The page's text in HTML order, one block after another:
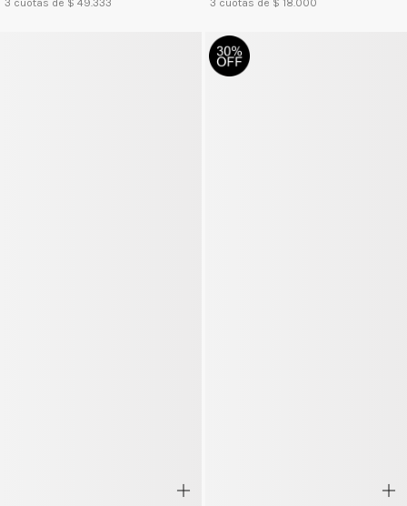
3 cuotas de $ 49.333 3 cuotas de $ 18.000